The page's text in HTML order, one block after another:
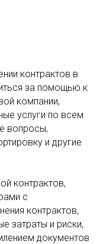
контрактов в
за помощью к
компании,
услуги по всем
вопросы,
и другие
контрактов,
с
контрактов,
затраты и риски,
документов